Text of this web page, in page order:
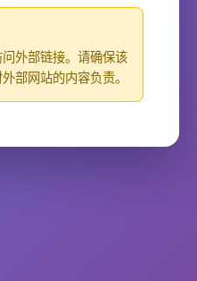
外部链接。请确保该
部网站的内容负责。